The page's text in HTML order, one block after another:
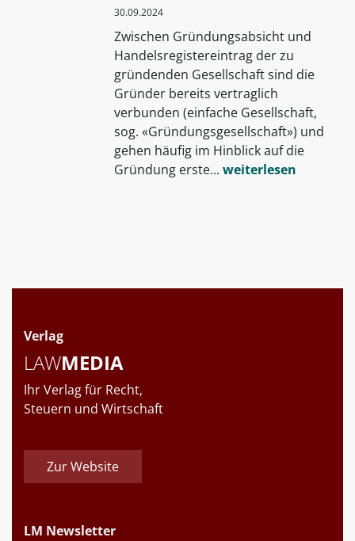
30.09.2024
Zwischen Gründungsabsicht und
Handelsregistereintrag der zu
gründenden Gesellschaft sind die
Gründer bereits vertraglich
verbunden (einfache Gesellschaft,
sog. «Gründungsgesellschaft») und
gehen häufig im Hinblick auf die
Gründung erste... weiterlesen
Verlag
LAWMEDIA
Ihr Verlag für Recht,
Steuern und Wirtschaft
Zur Website
LM Newsletter